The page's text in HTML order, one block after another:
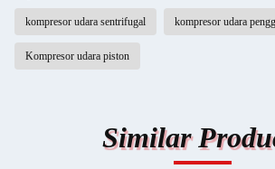
kompresor udara sentrifugal kompresor udara
Kompresor udara piston
Similar